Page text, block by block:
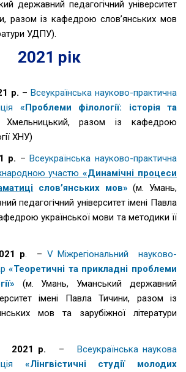
державний педагогічний університет
разом із кафедрою слов’янських мов
УДПУ).
2021 рік
р. – Всеукраїнська науково-практична
«Проблеми філології: історія та
разом із кафедрою
ХНУ)
р. –Всеукраїнська науково-практична
участю«Динамічні процеси
слов’янських мов» (м. Умань,
педагогічний університет імені Павла
української мови та методики її
р . – V Міжрегіональний науково-
«Теоретичні та прикладні проблеми
(м. Умань, Уманський державний
імені Павла Тичини, разом із
мов та зарубіжної літератури
2021 р. –Всеукраїнська наукова
«Лінгвістичні студії молодих